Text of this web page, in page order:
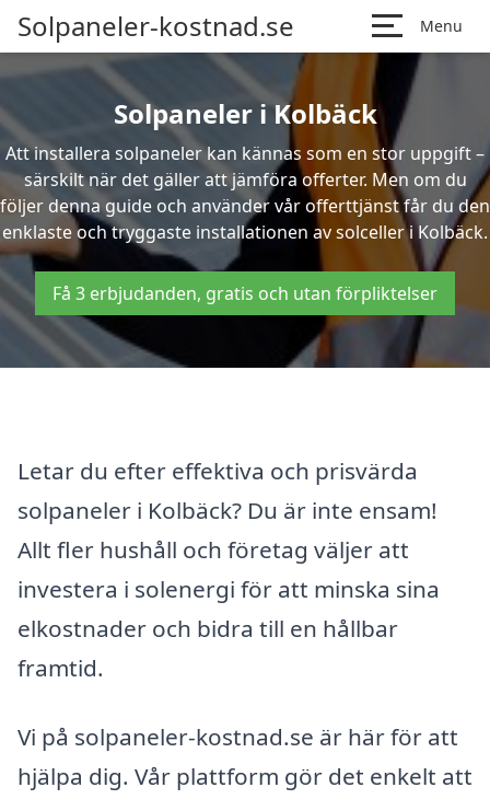
Solpaneler-kostnad.se Menu
Solpaneler i Kolbäck
Att installera solpaneler kan kännas som en stor uppgift –
särskilt när det gäller att jämföra offerter. Men om du
följer denna guide och använder vår offerttjänst får du den
enklaste och tryggaste installationen av solceller i Kolbäck.
Få 3 erbjudanden, gratis och utan förpliktelser
Letar du efter effektiva och prisvärda
solpaneler i Kolbäck? Du är inte ensam!
Allt fler hushåll och företag väljer att
investera i solenergi för att minska sina
elkostnader och bidra till en hållbar
framtid.
Vi på solpaneler-kostnad.se är här för att
hjälpa dig. Vår plattform gör det enkelt att